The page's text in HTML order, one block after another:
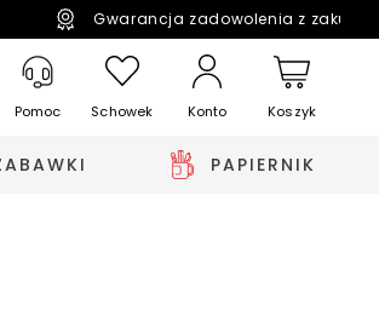
Gwarancja zadowolenia z
Pomoc Schowek Konto Koszyk
PAPIERNIK